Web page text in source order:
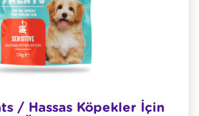
/ Hassas Köpekler İçin